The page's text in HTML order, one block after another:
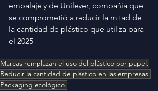
embalaje y de Unilever, compañía que
se comprometió a reducir la mitad de
la cantidad de plástico que utiliza para
el 2025
Marcas remplazan el uso del plástico por papel.
Reducir la cantidad de plástico en las empresas.
Packaging ecológico.